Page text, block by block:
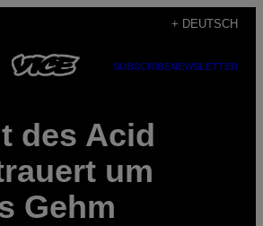
+ DEUTSCH
SUBSCRIBENEWSLETTER
des Acid
um
Gehm